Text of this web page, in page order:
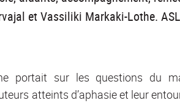
et Vassiliki Markaki-Lothe.
portait sur les questions du
atteints d’aphasie et leur